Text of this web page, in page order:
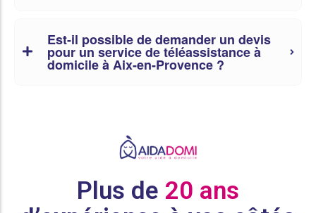
Est-il possible de demander un devis
pour un service de téléassistance à
domicile à Aix-en-Provence ?
Plus de 20 ans